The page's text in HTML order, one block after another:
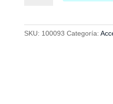
SKU: 100093 Categoría: